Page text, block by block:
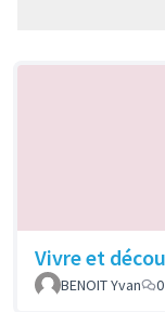
Vivre et
BENOIT Yvan
0